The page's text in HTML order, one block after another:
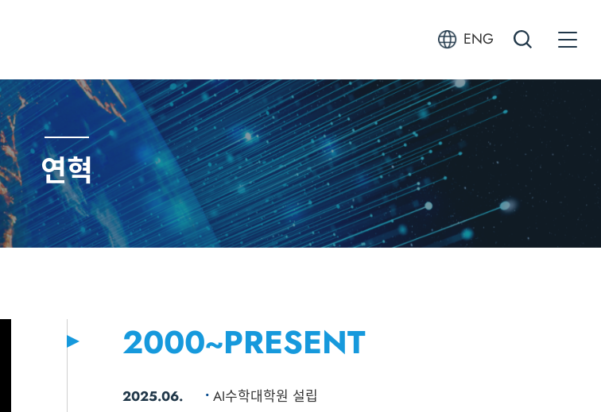
ENG
연혁
2000~PRESENT
2025.06. AI수학대학원 설립